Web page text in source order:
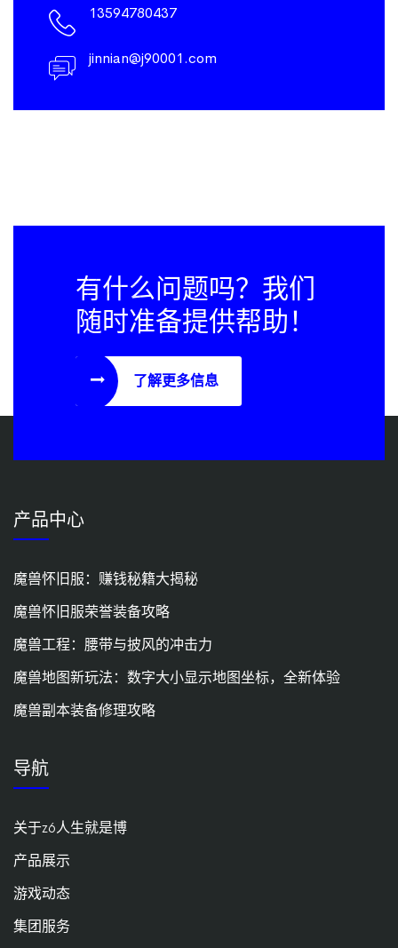
13594780437
jinnian@j90001.com
有什么问题吗？我们
随时准备提供帮助！
了解更多信息
产品中心
魔兽怀旧服：赚钱秘籍大揭秘
魔兽怀旧服荣誉装备攻略
魔兽工程：腰带与披风的冲击力
魔兽地图新玩法：数字大小显示地图坐标，全新体验
魔兽副本装备修理攻略
导航
关于z6人生就是博
产品展示
游戏动态
集团服务